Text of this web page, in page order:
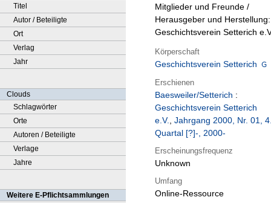
Titel
Autor / Beteiligte
Ort
Verlag
Jahr
Clouds
Schlagwörter
Orte
Autoren / Beteiligte
Verlage
Jahre
Weitere E-Pflichtsammlungen
Mitglieder und Freunde /
Herausgeber und Herstellung:
Geschichtsverein Setterich
Körperschaft
Geschichtsverein Setterich
Erschienen
Baesweiler/Setterich :
Geschichtsverein Setterich
e.V., Jahrgang 2000, Nr. 01,
Quartal [?]-, 2000-
Erscheinungsfrequenz
Unknown
Umfang
Online-Ressource